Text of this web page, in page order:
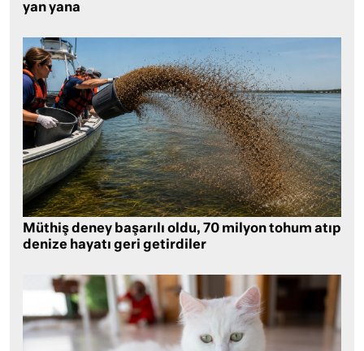
yan yana
Müthiş deney başarılı oldu, 70 milyon tohum atıp
denize hayatı geri getirdiler